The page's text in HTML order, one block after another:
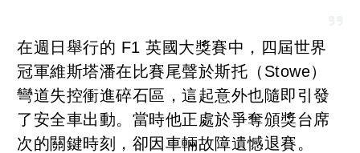
在週日舉行的 F1 英國大獎賽中，四屆世界
冠軍維斯塔潘在比賽尾聲於斯托（Stowe）
彎道失控衝進碎石區，這起意外也隨即引發
了安全車出動。當時他正處於爭奪頒獎台席
次的關鍵時刻，卻因車輛故障遺憾退賽。